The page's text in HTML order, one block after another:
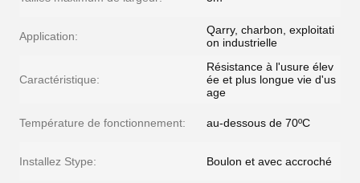
Application:
Qarry, charbon, exploitati
on industrielle
Caractéristique:
Résistance à l'usure élev
ée et plus longue vie d'us
age
Température de fonctionnement: au-dessous de 70ºC
Installez Stype: Boulon et avec accroché